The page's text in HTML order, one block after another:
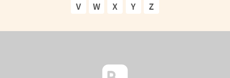
V
W X Y Z